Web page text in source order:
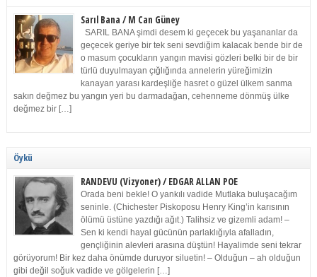
Sarıl Bana / M Can Güney
SARIL BANA şimdi desem ki geçecek bu yaşananlar da
geçecek geriye bir tek seni sevdiğim kalacak bende bir de
o masum çocukların yangın mavisi gözleri belki bir de bir
türlü duyulmayan çığlığında annelerin yüreğimizin
kanayan yarası kardeşliğe hasret o güzel ülkem sanma
sakın değmez bu yangın yeri bu darmadağan, cehenneme dönmüş ülke
değmez bir […]
Öykü
RANDEVU (Vizyoner) / EDGAR ALLAN POE
Orada beni bekle! O yankılı vadide Mutlaka buluşacağım
seninle. (Chichester Piskoposu Henry King’in karısının
ölümü üstüne yazdığı ağıt.) Talihsiz ve gizemli adam! –
Sen ki kendi hayal gücünün parlaklığıyla afalladın,
gençliğinin alevleri arasına düştün! Hayalimde seni tekrar
görüyorum! Bir kez daha önümde duruyor siluetin! – Olduğun – ah olduğun
gibi değil soğuk vadide ve gölgelerin […]